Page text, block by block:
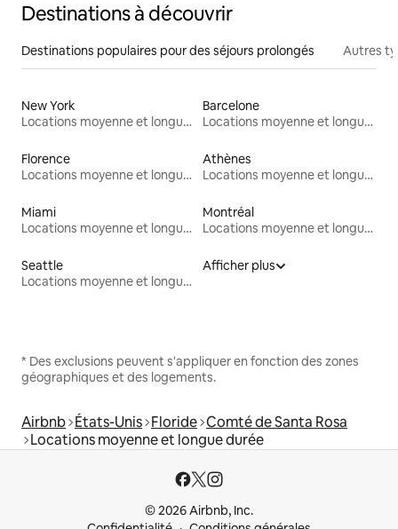
Destinations à découvrir
Destinations populaires pour des séjours prolongés Autres
New York
Locations moyenne et longue durée
Barcelone
Locations moyenne et longue durée
Florence
Locations moyenne et longue durée
Athènes
Locations moyenne et longue durée
Miami
Locations moyenne et longue durée
Montréal
Locations moyenne et longue durée
Seattle
Locations moyenne et longue durée
Afficher plus
* Des exclusions peuvent s'appliquer en fonction des zones
géographiques et des logements.
Airbnb États-Unis Floride Comté de Santa Rosa
Locations moyenne et longue durée
© 2026 Airbnb, Inc.